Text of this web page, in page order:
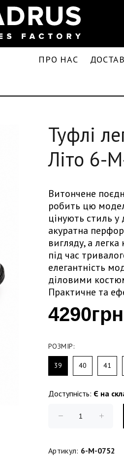
ПРО НАС
Туфлі
Літо 6-
Витончене
робить цю
цінують стиль у
акуратна
вигляду, а
під час
елегантність
діловими
Практичне та
4290грн
РОЗМІР:
39 40 41
Доступність: Є на
Артикул: 6-M-0752